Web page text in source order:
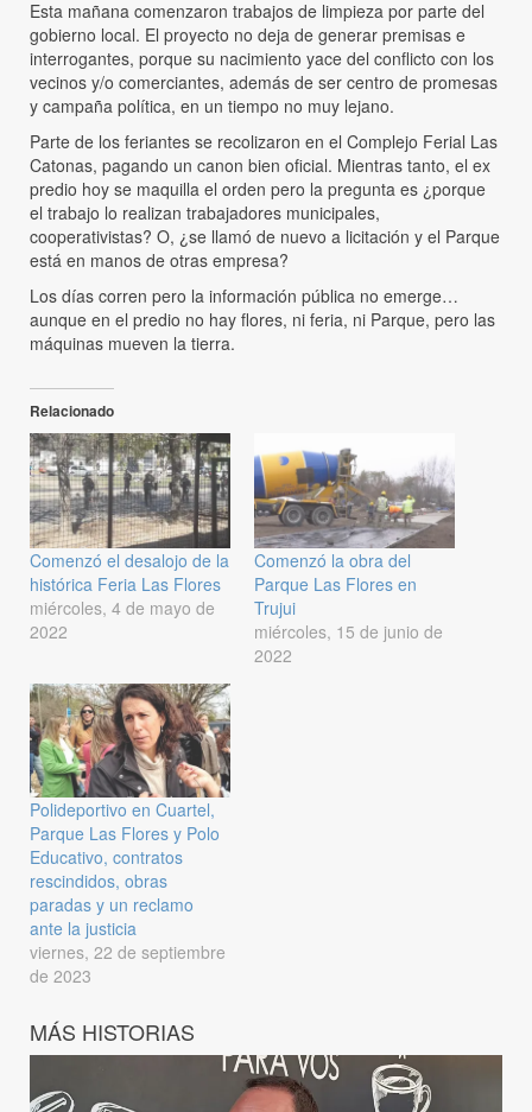
Esta mañana comenzaron trabajos de limpieza por parte del
gobierno local. El proyecto no deja de generar premisas e
interrogantes, porque su nacimiento yace del conflicto con los
vecinos y/o comerciantes, además de ser centro de promesas
y campaña política, en un tiempo no muy lejano.
Parte de los feriantes se recolizaron en el Complejo Ferial Las
Catonas, pagando un canon bien oficial. Mientras tanto, el ex
predio hoy se maquilla el orden pero la pregunta es ¿porque
el trabajo lo realizan trabajadores municipales,
cooperativistas? O, ¿se llamó de nuevo a licitación y el Parque
está en manos de otras empresa?
Los días corren pero la información pública no emerge…
aunque en el predio no hay flores, ni feria, ni Parque, pero las
máquinas mueven la tierra.
Relacionado
Comenzó el desalojo de la
histórica Feria Las Flores
miércoles, 4 de mayo de
2022
Comenzó la obra del
Parque Las Flores en
Trujui
miércoles, 15 de junio de
2022
Polideportivo en Cuartel,
Parque Las Flores y Polo
Educativo, contratos
rescindidos, obras
paradas y un reclamo
ante la justicia
viernes, 22 de septiembre
de 2023
MÁS HISTORIAS